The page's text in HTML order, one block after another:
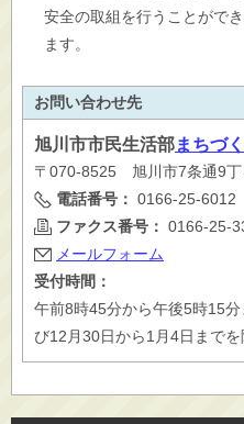
安全の取組を行うことがで
ます。
お問い合わせ先
旭川市市民生活部まちづ
〒070-8525 旭川市7条通9
電話番号： 0166-25-6012
ファクス番号： 0166-25-
メールフォーム
受付時間：
午前8時45分から午後5時15
び12月30日から1月4日までを